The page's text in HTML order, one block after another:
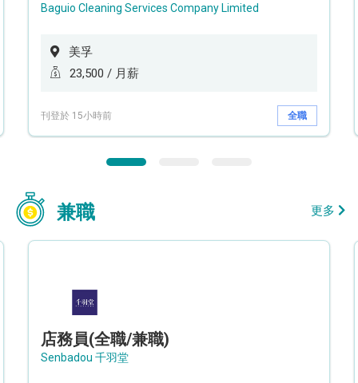
Baguio Cleaning Services Company Limited
美孚
23,500 / 月薪
刊登於 15小時前 全職
兼職 更多
店務員(全職/兼職)
Senbadou 千羽堂